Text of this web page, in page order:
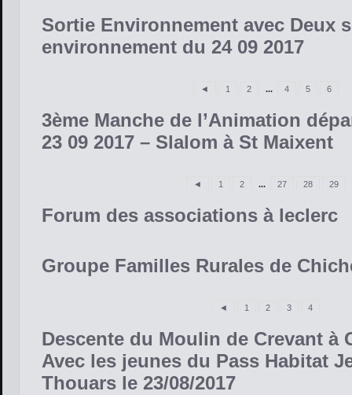
Sortie Environnement avec Deux
environnement du 24 09 2017
◄ 1 2 ... 4 5 6
3ème Manche de l’Animation
23 09 2017 – Slalom à St Maixent
◄ 1 2 ... 27 28 29
Forum des associations à leclerc
Groupe Familles Rurales de
◄ 1 2 3 4
Descente du Moulin de Crevant à
Avec les jeunes du Pass Habitat
Thouars le 23/08/2017